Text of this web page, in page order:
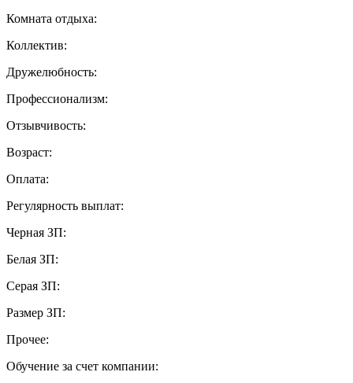
Комната отдыха:
Коллектив:
Дружелюбность:
Профессионализм:
Отзывчивость:
Возраст:
Оплата:
Регулярность выплат:
Черная ЗП:
Белая ЗП:
Серая ЗП:
Размер ЗП:
Прочее:
Обучение за счет компании: